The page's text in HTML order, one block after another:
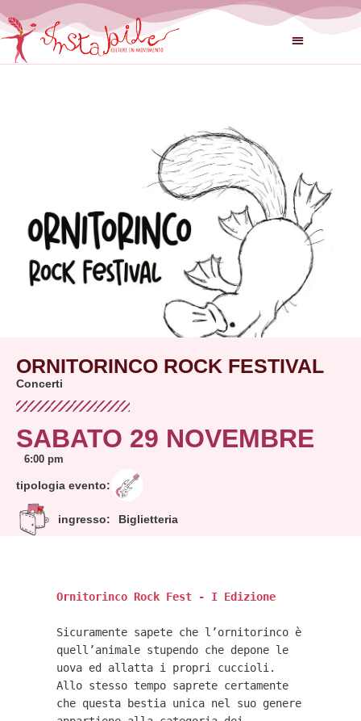
ORNITORINCO ROCK FESTIVAL
Concerti
SABATO 29 NOVEMBRE
6:00 pm
tipologia evento:
ingresso: Biglietteria
Ornitorinco Rock Fest - I Edizione
Sicuramente sapete che l’ornitorinco è
quell’animale stupendo che depone le
uova ed allatta i propri cuccioli.
Allo stesso tempo saprete certamente
che questa bestia unica nel suo genere